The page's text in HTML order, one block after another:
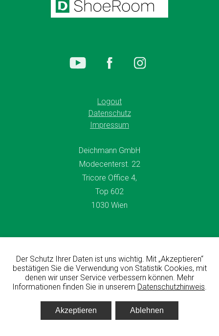
Deichmann GmbH
Modecenterst. 22
Tricore Office 4,
Top 602
1030 Wien
Logout
Datenschutz
Impressum
© All rights reserved Deichmann GmbH 2026
designed & developed byFuchsfabrik 🦊
Der Schutz Ihrer Daten ist uns wichtig. Mit „Akzeptieren“
bestätigen Sie die Verwendung von Statistik Cookies, mit
denen wir unser Service verbessern können. Mehr
Informationen finden Sie in unserem Datenschutzhinweis.
Akzeptieren Ablehnen